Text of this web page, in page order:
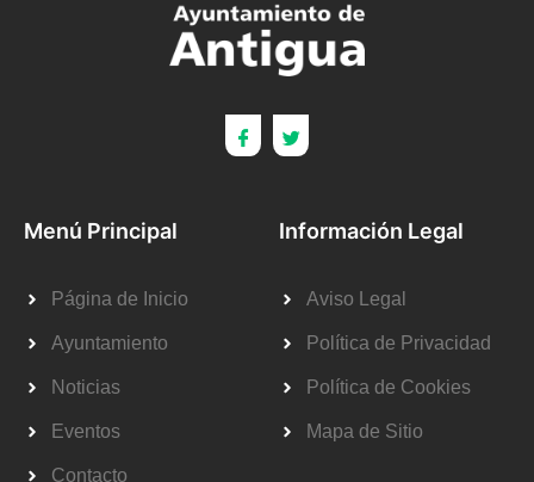
Menú Principal
Página de Inicio
Ayuntamiento
Noticias
Eventos
Contacto
Información Legal
Aviso Legal
Política de Privacidad
Política de Cookies
Mapa de Sitio